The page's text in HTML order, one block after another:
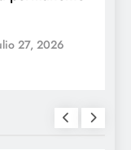
27, 2026